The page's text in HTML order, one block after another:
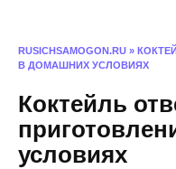
RUSICHSAMOGON.RU »
В ДОМАШНИХ УСЛОВИЯХ
Коктейль
условиях